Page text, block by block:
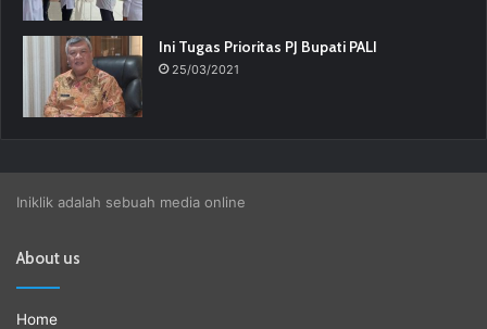
Ini Tugas Prioritas PJ Bupati PALI
25/03/2021
Iniklik adalah sebuah media online
About us
Home